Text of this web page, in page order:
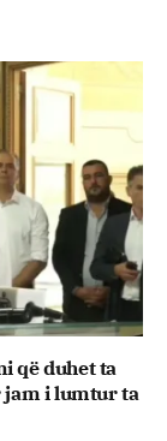
që duhet ta
jam i lumtur ta